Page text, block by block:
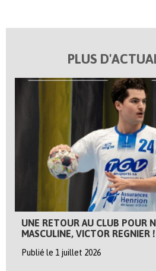
PLUS
UNE RETOUR AU CLUB POUR
MASCULINE, VICTOR REGNIER !
Publié le 1 juillet 2026